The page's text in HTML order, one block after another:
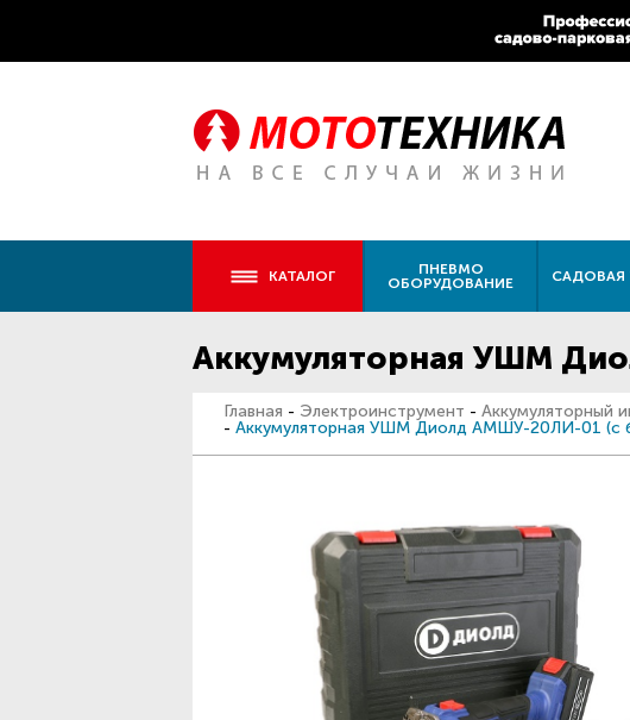
КАТАЛОГ
ПНЕВМО
ОБОРУДОВАНИЕ
САДОВАЯ
Аккумуляторная УШМ
Главная - Электроинструмент - Аккумуляторный
- Аккумуляторная УШМ Диолд АМШУ-20ЛИ-01 (c